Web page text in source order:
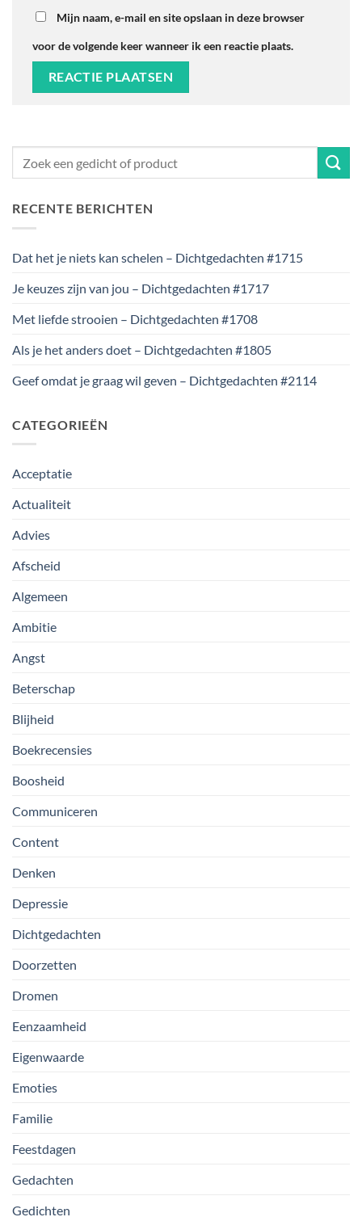
Mijn naam, e-mail en site opslaan in deze browser
voor de volgende keer wanneer ik een reactie plaats.
RECENTE BERICHTEN
Dat het je niets kan schelen – Dichtgedachten #1715
Je keuzes zijn van jou – Dichtgedachten #1717
Met liefde strooien – Dichtgedachten #1708
Als je het anders doet – Dichtgedachten #1805
Geef omdat je graag wil geven – Dichtgedachten #2114
CATEGORIEËN
Acceptatie
Actualiteit
Advies
Afscheid
Algemeen
Ambitie
Angst
Beterschap
Blijheid
Boekrecensies
Boosheid
Communiceren
Content
Denken
Depressie
Dichtgedachten
Doorzetten
Dromen
Eenzaamheid
Eigenwaarde
Emoties
Familie
Feestdagen
Gedachten
Gedichten